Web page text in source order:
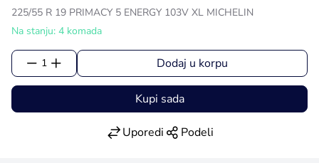
225/55 R 19 PRIMACY 5 ENERGY 103V XL MICHELIN
Na stanju: 4 komada
1 Dodaj u korpu
Kupi sada
Uporedi Podeli